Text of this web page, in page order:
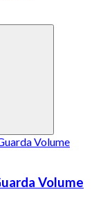
Volume